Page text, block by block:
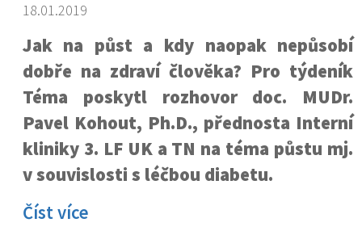
18.01.2019
Jak na půst a kdy naopak nepůsobí
dobře na zdraví člověka? Pro týdeník
Téma poskytl rozhovor doc. MUDr.
Pavel Kohout, Ph.D., přednosta Interní
kliniky 3. LF UK a TN na téma půstu mj.
v souvislosti s léčbou diabetu.
Číst více